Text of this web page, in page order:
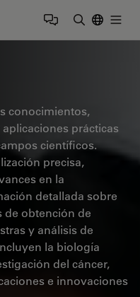
conocimientos,
prácticas
científicos.
precisa,
en la
detallada sobre
de obtención de
y análisis de
la biología
del cáncer,
e innovaciones